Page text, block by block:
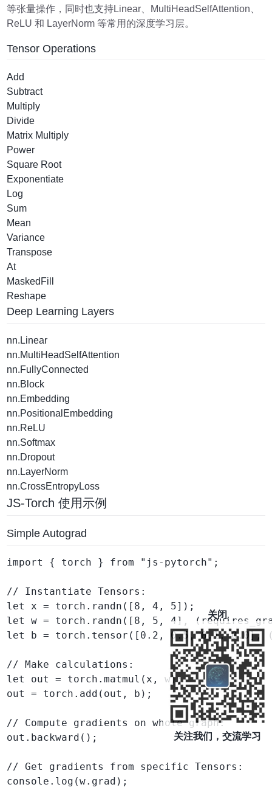
等张量操作，同时也支持Linear、MultiHeadSelfAttention、
ReLU 和 LayerNorm 等常用的深度学习层。
Tensor Operations
Add
Subtract
Multiply
Divide
Matrix Multiply
Power
Square Root
Exponentiate
Log
Sum
Mean
Variance
Transpose
At
MaskedFill
Reshape
Deep Learning Layers
nn.Linear
nn.MultiHeadSelfAttention
nn.FullyConnected
nn.Block
nn.Embedding
nn.PositionalEmbedding
nn.ReLU
nn.Softmax
nn.Dropout
nn.LayerNorm
nn.CrossEntropyLoss
JS-Torch 使用示例
Simple Autograd
import { torch } from "js-pytorch";
// Instantiate Tensors:
let x = torch.randn([8, 4, 5]);
let w = torch.randn([8, 5, 4],
let b = torch.tensor([0.2, 0.5, 0.1, 0.0],
// Make calculations:
let out = torch.matmul(x, w);
out = torch.add(out, b);
// Compute gradients on whole graph:
out.backward();
// Get gradients from specific Tensors:
console.log(w.grad);
关闭
关注我们，交流学习